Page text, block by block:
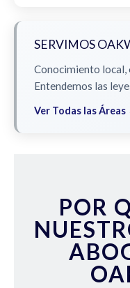
SERVIMOS
Conocimiento local,
Entendemos las
Ver Todas las Áreas
POR